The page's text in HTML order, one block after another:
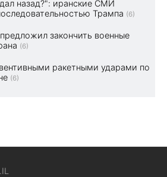
назад?": иранские СМИ
Трампа (6)
закончить военные
(6)
ракетными ударами по
(6)